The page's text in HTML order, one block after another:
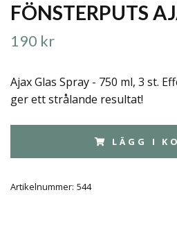
FÖNSTERPUTS
190 kr
Ajax Glas Spray - 750 ml, 3 st.
ger ett strålande resultat!
LÄGG I
Artikelnummer: 544